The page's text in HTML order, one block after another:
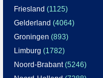
Friesland (1125)
Gelderland (4064)
Groningen (893)
Limburg (1782)
Noord-Brabant(5246)